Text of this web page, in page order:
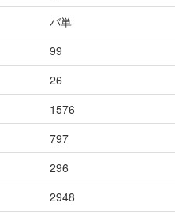
バ単
99
26
1576
797
296
2948